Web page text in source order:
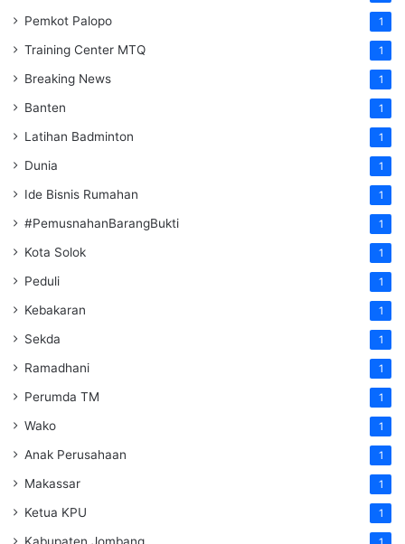
Pemkot Palopo 1
Training Center MTQ 1
Breaking News 1
Banten 1
Latihan Badminton 1
Dunia 1
Ide Bisnis Rumahan 1
#PemusnahanBarangBukti 1
Kota Solok 1
Peduli 1
Kebakaran 1
Sekda 1
Ramadhani 1
Perumda TM 1
Wako 1
Anak Perusahaan 1
Makassar 1
Ketua KPU 1